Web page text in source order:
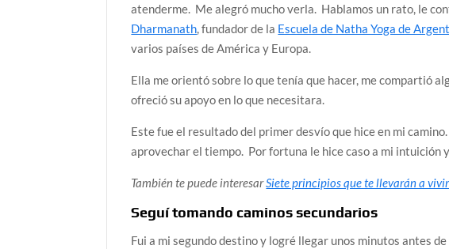
atenderme. Me alegró mucho verla. Hablamos un rato, le
Dharmanath, fundador de la Escuela de Natha Yoga de
varios países de América y Europa.
Ella me orientó sobre lo que tenía que hacer, me compartió
ofreció su apoyo en lo que necesitara.
Este fue el resultado del primer desvío que hice en mi
aprovechar el tiempo. Por fortuna le hice caso a mi intuición
También te puede interesarSiete principios que te llevarán a
Seguí tomando caminos secundarios
Fui a mi segundo destino y logré llegar unos minutos antes